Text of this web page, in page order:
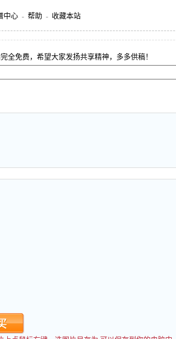
中心 - 帮助 - 收藏本站
全免费，希望大家发扬共享精神，多多供稿！